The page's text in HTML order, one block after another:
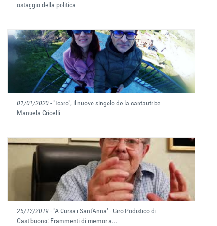
ostaggio della politica
01/01/2020- "Icaro", il nuovo singolo della cantautrice
Manuela Cricelli
25/12/2019- "A Cursa i Sant'Anna" - Giro Podistico di
Castlbuono: Frammenti di memoria...